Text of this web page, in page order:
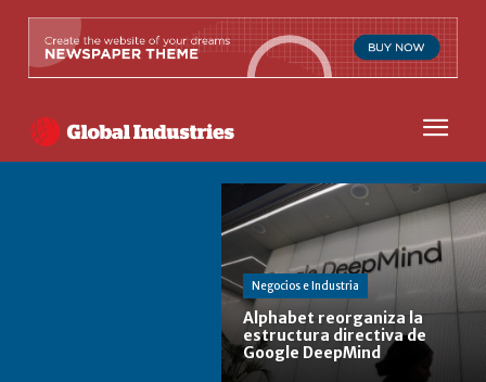
Negocios e Industria
Alphabet reorganiza la
estructura directiva de
Google DeepMind